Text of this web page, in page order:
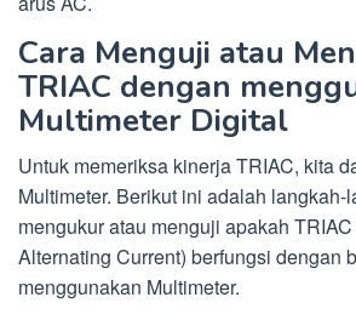
Cara Menguji atau
TRIAC dengan
Multimeter Digital
Untuk memeriksa kinerja TRIAC, kita
Multimeter. Berikut ini adalah langkah-
mengukur atau menguji apakah
Alternating Current) berfungsi dengan
menggunakan Multimeter.